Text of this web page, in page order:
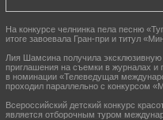
На конкурсе челнинка пела песню
итоге завоевала Гран-при и титул
Лия Шамсина получила эксклюзивную
приглашения на съемки в журналах и
в номинации «Телеведущая
проходил параллельно с конкурсом
Всероссийский детский конкурс
является отборочным туром